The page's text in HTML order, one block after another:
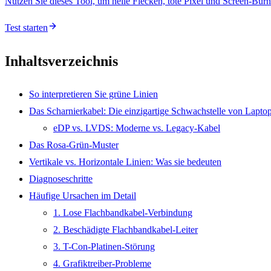
Test starten
Inhaltsverzeichnis
So interpretieren Sie grüne Linien
Das Scharnierkabel: Die einzigartige Schwachstelle von
eDP vs. LVDS: Moderne vs. Legacy-Kabel
Das Rosa-Grün-Muster
Vertikale vs. Horizontale Linien: Was sie bedeuten
Diagnoseschritte
Häufige Ursachen im Detail
1. Lose Flachbandkabel-Verbindung
2. Beschädigte Flachbandkabel-Leiter
3. T-Con-Platinen-Störung
4. Grafiktreiber-Probleme